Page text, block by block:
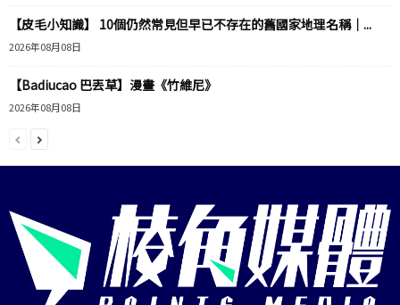
【皮毛小知識】 10個仍然常見但早已不存在的舊國家地理名稱｜...
2026年08月08日
【Badiucao 巴丟草】漫畫《竹維尼》
2026年08月08日